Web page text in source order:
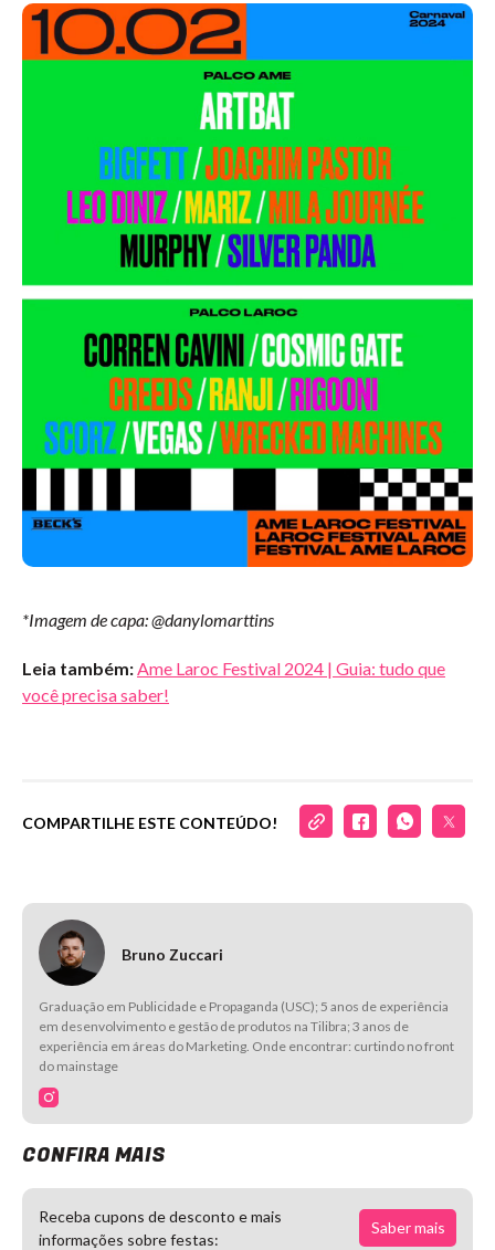
*Imagem de capa: @danylomarttins
Leia também:Ame Laroc Festival 2024 | Guia: tudo que
você precisa saber!
COMPARTILHE ESTE CONTEÚDO!
Bruno Zuccari
Graduação em Publicidade e Propaganda (USC); 5 anos de experiência
em desenvolvimento e gestão de produtos na Tilibra; 3 anos de
experiência em áreas do Marketing. Onde encontrar: curtindo no front
do mainstage
CONFIRA MAIS
Receba cupons de desconto e mais
informações sobre festas:
Saber mais